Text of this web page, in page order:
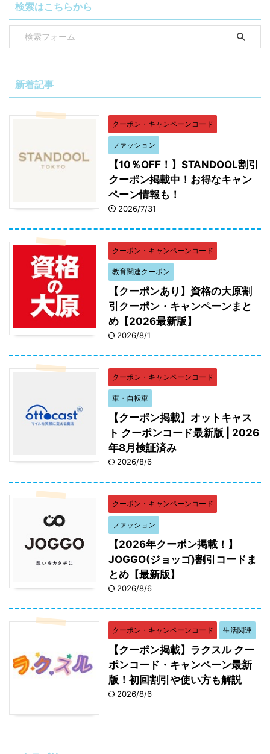
検索はこちらから
新着記事
クーポン・キャンペーンコード
ファッション
【10％OFF！】STANDOOL割引
クーポン掲載中！お得なキャン
ペーン情報も！
2026/7/31
クーポン・キャンペーンコード
教育関連クーポン
【クーポンあり】資格の大原割
引クーポン・キャンペーンまと
め【2026最新版】
2026/8/1
クーポン・キャンペーンコード
車・自転車
【クーポン掲載】オットキャス
ト クーポンコード最新版 | 2026
年8月検証済み
2026/8/6
クーポン・キャンペーンコード
ファッション
【2026年クーポン掲載！】
JOGGO(ジョッゴ)割引コードま
とめ【最新版】
2026/8/6
クーポン・キャンペーンコード 生活関連
【クーポン掲載】ラクスル クー
ポンコード・キャンペーン最新
版！初回割引や使い方も解説
2026/8/6